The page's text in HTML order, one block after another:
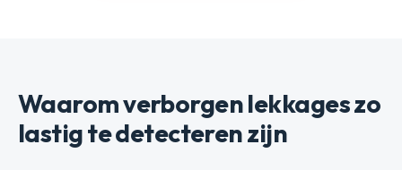
Waarom verborgen lekkages zo
lastig te detecteren zijn